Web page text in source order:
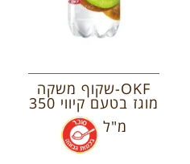
OKF-שקוף משקה
מוגז בטעם קיווי 350
מ"ל
.